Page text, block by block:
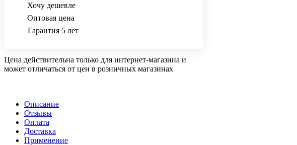
Хочу дешевле
Оптовая цена
Гарантия 5 лет
Цена действительна только для интернет-магазина и
может отличаться от цен в розничных магазинах
Описание
Отзывы
Оплата
Доставка
Применение